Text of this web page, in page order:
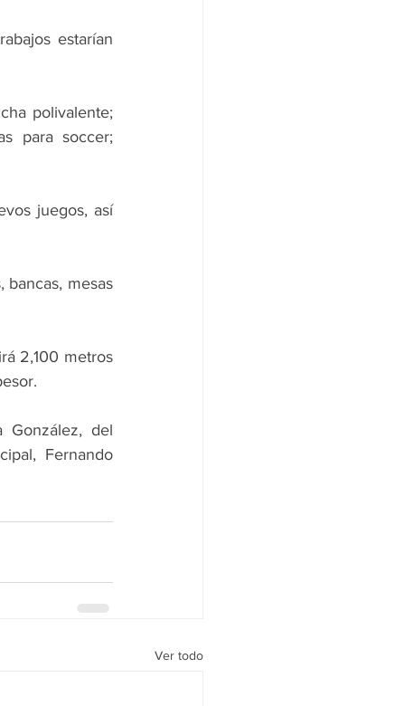
estarían
polivalente;
para soccer;
juegos, así
bancas, mesas
2,100 metros
González, del
Fernando
Ver todo